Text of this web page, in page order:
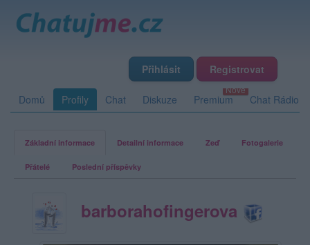
Přihlásit Registrovat
Domů Profily Chat Diskuze Premium Chat Rádio
Základní informace Detailní informace Zeď Fotogalerie
Přátelé Poslední příspěvky
barborahofingerova